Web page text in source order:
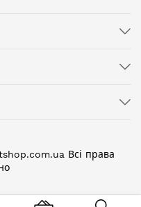
Всі права